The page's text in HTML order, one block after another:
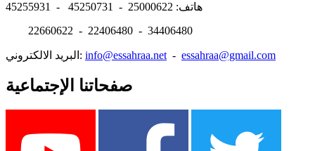
هاتف: 25000622 - 45250731 - 45255931
22660622 - 22406480 - 34406480
البريد الالكتروني: info@essahraa.net - essahraa@gmail.com
صفحاتنا الإجتماعية